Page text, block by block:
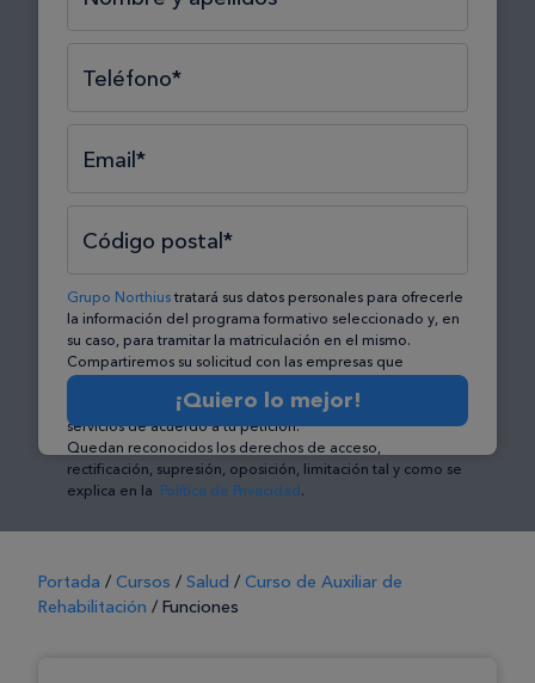
Teléfono*
Email*
Código postal*
Grupo Northiustratará sus datos personales para ofrecerle
la información del programa formativo seleccionado y, en
su caso, para tramitar la matriculación en el mismo.
Compartiremos su solicitud con las empresas que
conforman el
puedan hacerle llegar la mejor oferta de productos y
servicios de acuerdo a tu petición.
Quedan reconocidos los derechos de acceso,
rectificación, supresión, oposición, limitación tal y como se
explica en la Política de Privacidad.
¡Quiero lo mejor!
Portada / Cursos / Salud / Curso de Auxiliar de
Rehabilitación / Funciones